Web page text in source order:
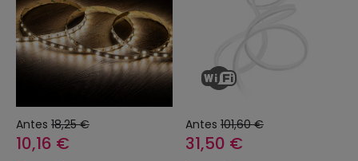
Antes 18,25 €
10,16 €
Antes 101,60 €
31,50 €